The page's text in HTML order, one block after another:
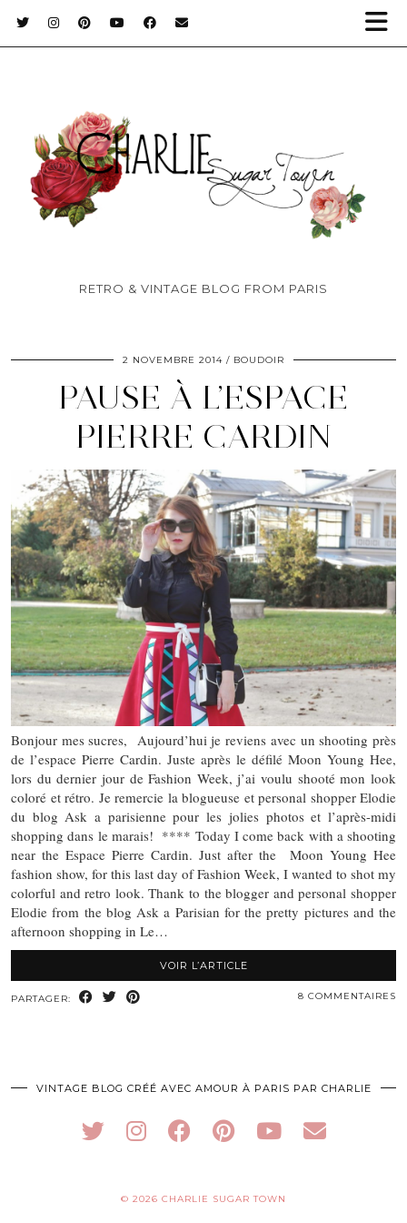
RETRO & VINTAGE BLOG FROM PARIS
2 NOVEMBRE 2014 BOUDOIR
PAUSE À L’ESPACE
PIERRE CARDIN
Bonjour mes sucres, Aujourd’hui je reviens avec un shooting près
de l’espace Pierre Cardin. Juste après le défilé Moon Young Hee,
lors du dernier jour de Fashion Week, j’ai voulu shooté mon look
coloré et rétro. Je remercie la blogueuse et personal shopper Elodie
du blog Ask a parisienne pour les jolies photos et l’après-midi
shopping dans le marais! **** Today I come back with a shooting
near the Espace Pierre Cardin. Just after the Moon Young Hee
fashion show, for this last day of Fashion Week, I wanted to shot my
colorful and retro look. Thank to the blogger and personal shopper
Elodie from the blog Ask a Parisian for the pretty pictures and the
afternoon shopping in Le…
VOIR L’ARTICLE
PARTAGER: 8 COMMENTAIRES
VINTAGE BLOG CRÉÉ AVEC AMOUR À PARIS PAR CHARLIE
© 2026 CHARLIE SUGAR TOWN